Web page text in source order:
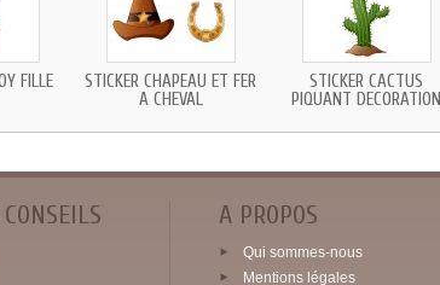
FILLE
STICKER CHAPEAU ET FER
A CHEVAL
STICKER CACTUS
PIQUANT DECORATION
A PROPOS
Qui sommes-nous
Mentions légales